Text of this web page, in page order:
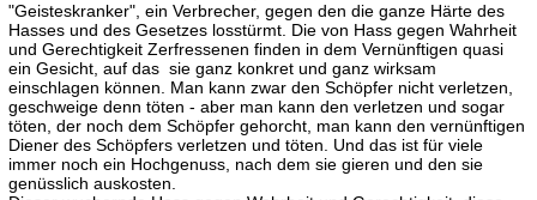
"Geisteskranker", ein Verbrecher, gegen den die ganze Härte des
Hasses und des Gesetzes losstürmt. Die von Hass gegen Wahrheit
und Gerechtigkeit Zerfressenen finden in dem Vernünftigen quasi
ein Gesicht, auf das sie ganz konkret und ganz wirksam
einschlagen können. Man kann zwar den Schöpfer nicht verletzen,
geschweige denn töten - aber man kann den verletzen und sogar
töten, der noch dem Schöpfer gehorcht, man kann den vernünftigen
Diener des Schöpfers verletzen und töten. Und das ist für viele
immer noch ein Hochgenuss, nach dem sie gieren und den sie
genüsslich auskosten.